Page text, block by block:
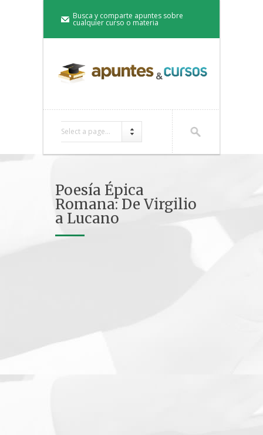
Busca y comparte apuntes sobre
cualquier curso o materia
Select a page...
Poesía Épica
Romana: De Virgilio
a Lucano